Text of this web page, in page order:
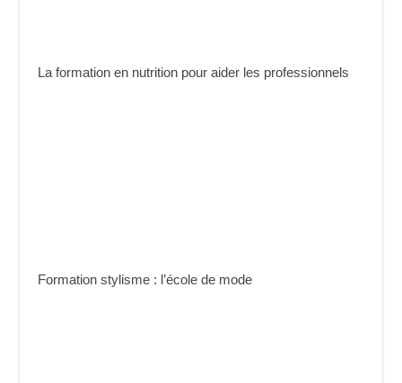
La formation en nutrition pour aider les professionnels
Formation stylisme : l’école de mode